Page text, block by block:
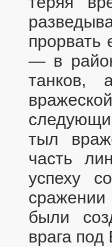
прорвать
— в
танков,
тыл
часть
успеху
были
врага